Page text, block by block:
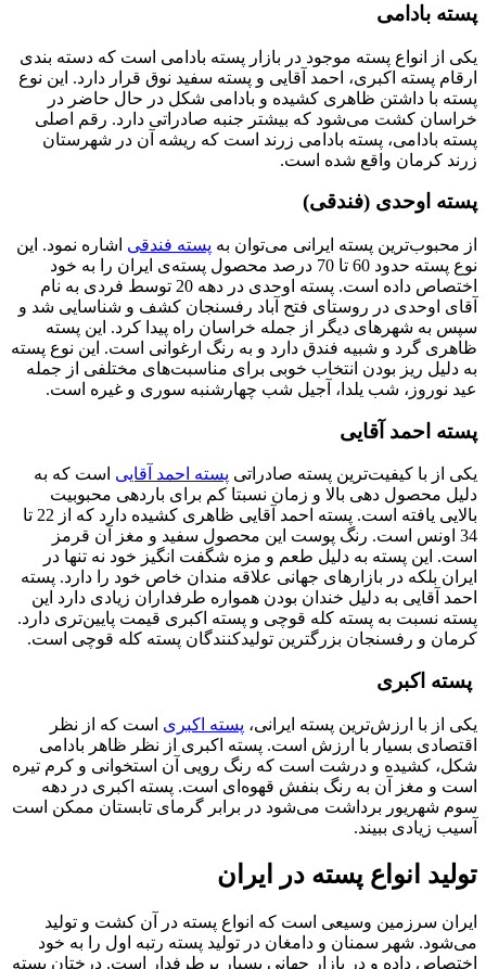
پسته بادامی
یکی از انواع پسته موجود در بازار پسته بادامی است که دسته بندی
ارقام پسته اکبری، احمد آقایی و پسته سفید نوق قرار دارد. این نوع
پسته با داشتن ظاهری کشیده و بادامی شکل در حال حاضر در
خراسان کشت می‌شود که بیشتر جنبه صادراتی دارد. رقم اصلی
پسته بادامی، پسته بادامی زرند است که ریشه آن در شهرستان
زرند کرمان واقع شده است.
پسته اوحدی (فندقی)
از محبوب‌ترین پسته ایرانی می‌توان به پسته فندقی اشاره نمود. این
نوع پسته حدود 60 تا 70 درصد محصول پسته‌ی ایران را به خود
اختصاص داده است. پسته اوحدی در دهه 20 توسط فردی به نام
آقای اوحدی در روستای فتح آباد رفسنجان کشف و شناسایی شد و
سپس به شهرهای دیگر از جمله خراسان راه پیدا کرد. این پسته
ظاهری گرد و شبیه فندق دارد و به رنگ ارغوانی است. این نوع پسته
به دلیل ریز بودن انتخاب خوبی برای مناسبت‌‌های مختلفی از جمله
عید نوروز، شب یلدا، آجیل شب چهارشنبه سوری و غیره است.
پسته احمد آقایی
یکی از با کیفیت‌ترین پسته صادراتی پسته احمد آقایی است که به
دلیل محصول دهی بالا و زمان نسبتا کم برای باردهی محبوبیت
بالایی یافته است. پسته احمد آقایی ظاهری کشیده دارد که از 22 تا
34 اونس است. رنگ پوست این محصول سفید و مغز آن قرمز
است. این پسته به دلیل طعم و مزه شگفت انگیز خود نه تنها در
ایران بلکه در بازارهای جهانی علاقه مندان خاص خود را دارد. پسته
احمد آقایی به دلیل خندان بودن همواره طرفداران زیادی دارد این
پسته نسبت به پسته کله قوچی و پسته اکبری قیمت پایین‌تری دارد.
کرمان و رفسنجان بزرگترین تولیدکنندگان پسته کله قوچی است.
پسته اکبری
یکی از با ارزش‌ترین پسته ایرانی، پسته اکبری است که از نظر
اقتصادی بسیار با ارزش است. پسته اکبری از نظر ظاهر بادامی
شکل، کشیده و درشت است که رنگ رویی آن استخوانی و کرم تیره
است و مغز آن به رنگ بنفش قهوه‌ای است. پسته اکبری در دهه
سوم شهریور برداشت می‌شود در برابر گرمای تابستان ممکن است
آسیب زیادی ببیند.
تولید انواع پسته در ایران
ایران سرزمین وسیعی است که انواع پسته در آن کشت و تولید
می‌شود. شهر سمنان و دامغان در تولید پسته رتبه اول را به خود
اختصاص داده و در بازار جهانی بسیار پرطرفدار است. درختان پسته